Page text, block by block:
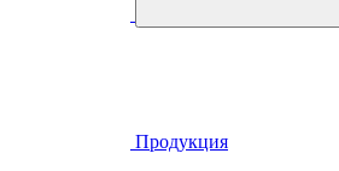
Продукция